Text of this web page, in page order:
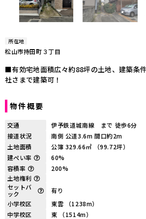
所在地
松山市持田町３丁目
■有効宅地面積広々約88坪の土地、建築条
社さまで建築可！
物件概要
交通
伊予鉄道城南線 まで 徒歩6分
接道状況
南側 公道3.6m 間口約2m
土地面積
公簿 329.66㎡ （99.72坪）
建ぺい率
60%
容積率
200%
土地権利
セットバ
ック
有り
小学校区
東雲 （1238m）
中学校区
東 （1514m）